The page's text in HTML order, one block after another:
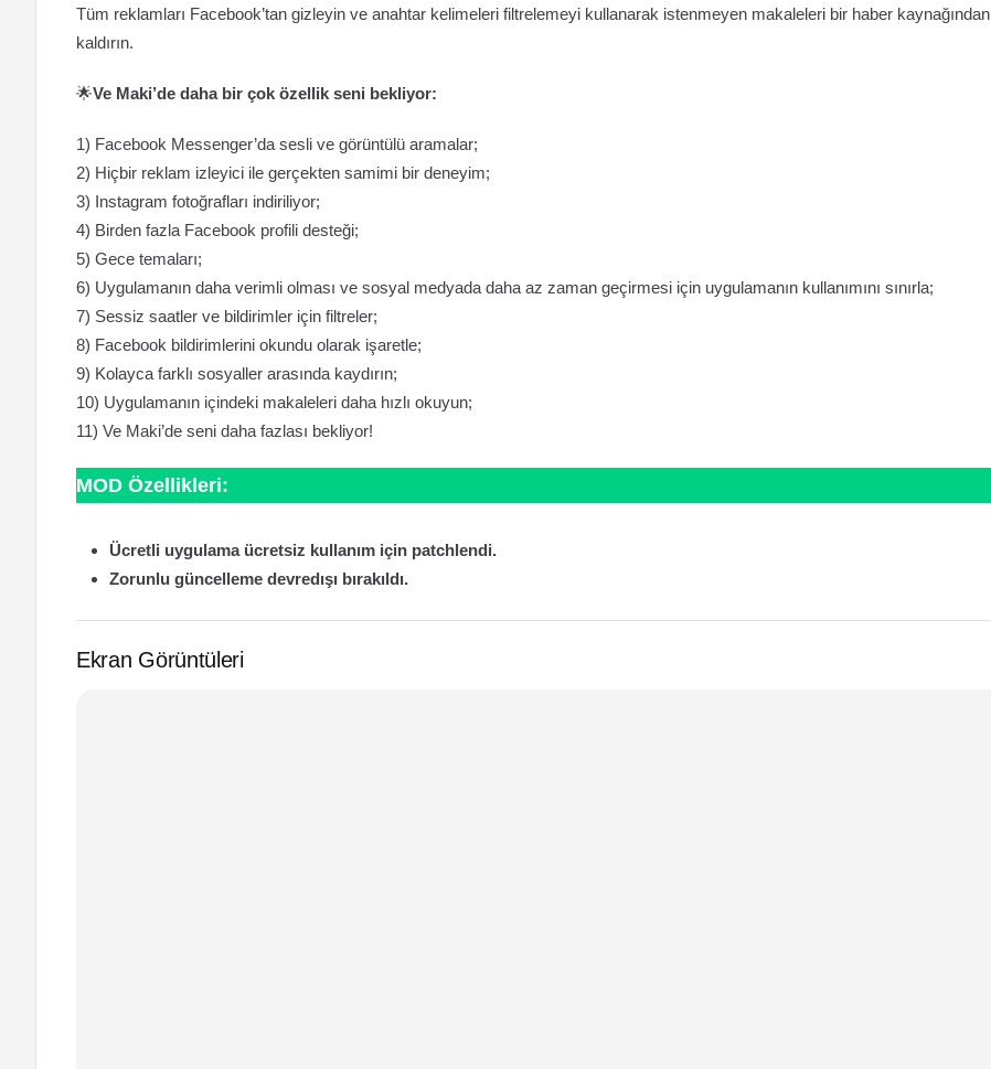
Tüm reklamları Facebook’tan gizleyin ve anahtar kelimeleri filtrelemeyi kullanarak istenmeyen makaleleri bir haber kaynağından
kaldırın.
🌟Ve Maki’de daha bir çok özellik seni bekliyor:
1) Facebook Messenger’da sesli ve görüntülü aramalar;
2) Hiçbir reklam izleyici ile gerçekten samimi bir deneyim;
3) Instagram fotoğrafları indiriliyor;
4) Birden fazla Facebook profili desteği;
5) Gece temaları;
6) Uygulamanın daha verimli olması ve sosyal medyada daha az zaman geçirmesi için uygulamanın kullanımını sınırla;
7) Sessiz saatler ve bildirimler için filtreler;
8) Facebook bildirimlerini okundu olarak işaretle;
9) Kolayca farklı sosyaller arasında kaydırın;
10) Uygulamanın içindeki makaleleri daha hızlı okuyun;
11) Ve Maki’de seni daha fazlası bekliyor!
MOD Özellikleri:
Ücretli uygulama ücretsiz kullanım için patchlendi.
Zorunlu güncelleme devredışı bırakıldı.
Ekran Görüntüleri